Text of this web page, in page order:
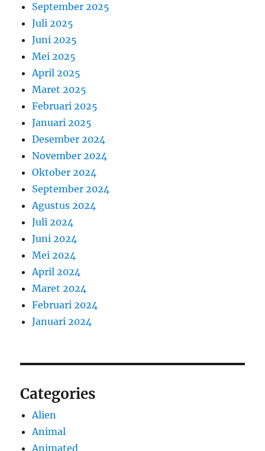
September 2025
Juli 2025
Juni 2025
Mei 2025
April 2025
Maret 2025
Februari 2025
Januari 2025
Desember 2024
November 2024
Oktober 2024
September 2024
Agustus 2024
Juli 2024
Juni 2024
Mei 2024
April 2024
Maret 2024
Februari 2024
Januari 2024
Categories
Alien
Animal
Animated